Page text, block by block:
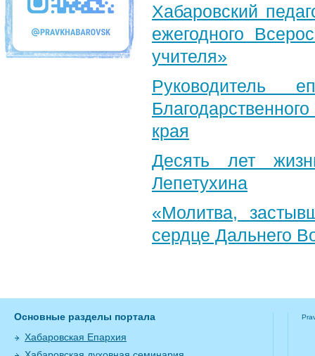
Хабаровский
ежегодного
учителя»
Руководитель
края
Десять лет
Лепетухина
«Молитва,
сердце Дальнего
Основные разделы портала
Хабаровская Епархия